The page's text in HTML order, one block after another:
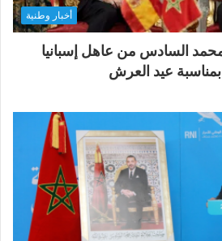
أخبار وطنية
محمد السادس من عاهل إسبانيا
عيد العرش